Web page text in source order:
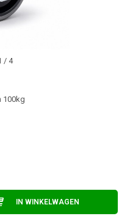
/ 4
100kg
IN WINKELWAGEN